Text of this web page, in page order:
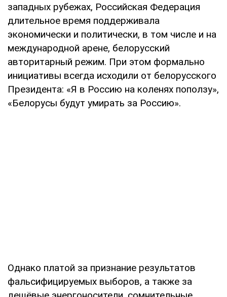
западных рубежах, Российская Федерация
длительное время поддерживала
экономически и политически, в том числе и на
международной арене, белорусский
авторитарный режим. При этом формально
инициативы всегда исходили от белорусского
Президента: «Я в Россию на коленях поползу»,
«Белорусы будут умирать за Россию».
Однако платой за признание результатов
фальсифицируемых выборов, а также за